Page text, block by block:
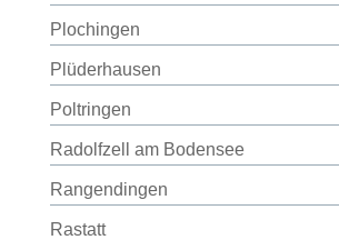
Plochingen
Plüderhausen
Poltringen
Radolfzell am Bodensee
Rangendingen
Rastatt